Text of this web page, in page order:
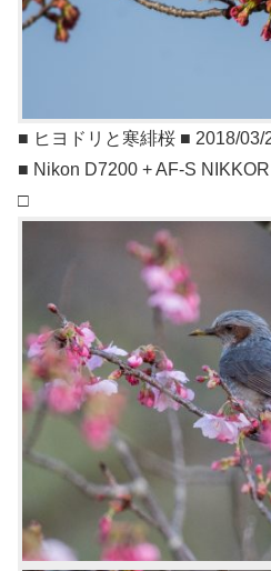
■ ヒヨドリと寒緋桜 ■ 2018/
■ Nikon D7200 + AF-S
□